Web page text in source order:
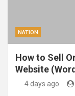
NATION
How to Sell
Website
4 days ago